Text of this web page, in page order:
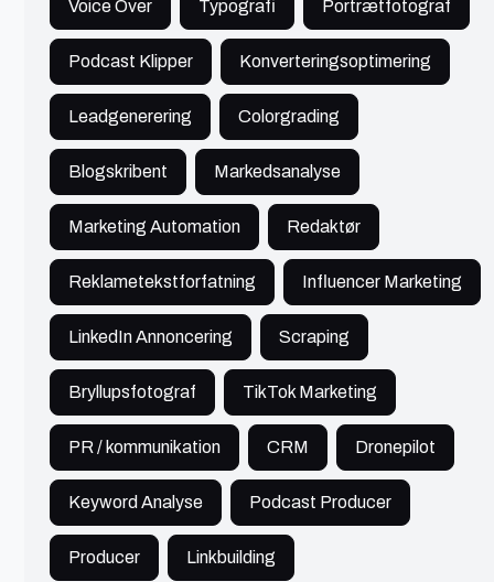
Voice Over
Typografi
Portrætfotograf
Podcast Klipper
Konverteringsoptimering
Leadgenerering
Colorgrading
Blogskribent
Markedsanalyse
Marketing Automation
Redaktør
Reklametekstforfatning
Influencer Marketing
LinkedIn Annoncering
Scraping
Bryllupsfotograf
TikTok Marketing
PR / kommunikation
CRM
Dronepilot
Keyword Analyse
Podcast Producer
Producer
Linkbuilding
John
Fredensborg
AI-Strateg & Digital Vækstrådgiver
🔥 Populær Kunstig Intelligens 900+ kr./t
AI-rådgiver med 25 års digital erfaring. Hjælper
virksomheder med praktiske AI-løsninger og
datadrevne vækststrategier. Tidlig AI-bruger siden
'19
Se profil
Jalte
Kolding
Digital Expert and Website Developer